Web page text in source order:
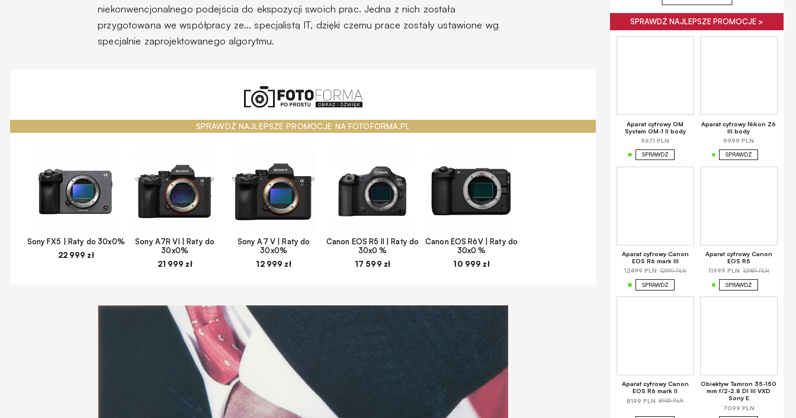
niekonwencjonalnego podejścia do ekspozycji swoich prac. Jedna z nich została
przygotowana we współpracy ze… specjalistą IT, dzięki czemu prace zostały ustawione wg
specjalnie zaprojektowanego algorytmu.
SPRAWDŹ NAJLEPSZE PROMOCJE NA FOTOFORMA.PL
Sony FX5 | Raty do 30x0%
22 999 zł
Sony A7R VI | Raty do
30x0%
21 999 zł
Sony A7 V | Raty do
30x0%
12 999 zł
Canon EOS R5 II | Raty do
30x0 %
17 599 zł
Canon EOS R6V | Raty do
30x0 %
10 999 zł
SPRAWDŹ NAJLEPSZE PROMOCJE >
Aparat cyfrowy OM
System OM-1 II body
9671 PLN
SPRAWDŹ
Aparat cyfrowy Nikon Z6
III body
9999 PLN
SPRAWDŹ
Aparat cyfrowy Canon
EOS R6 mark III
12499 PLN 12999 PLN
SPRAWDŹ
Aparat cyfrowy Canon
EOS R5
11999 PLN 12989 PLN
SPRAWDŹ
Aparat cyfrowy Canon
EOS R6 mark II
8199 PLN 8945 PLN
Obiektyw Tamron 35-150
mm f/2-2.8 DI III VXD
Sony E
7099 PLN